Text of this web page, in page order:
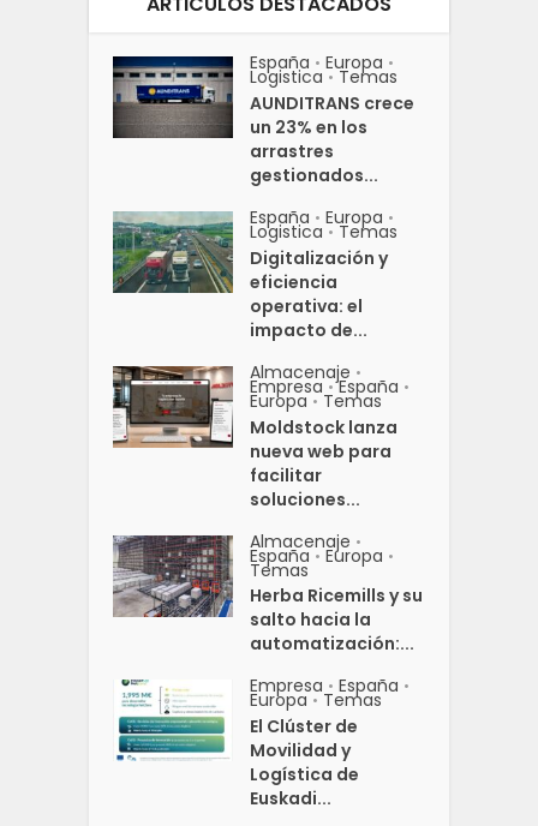
España • Europa •
Logistica • Temas
AUNDITRANS crece
un 23% en los
arrastres
gestionados...
España • Europa •
Logistica • Temas
Digitalización y
eficiencia
operativa: el
impacto de...
Almacenaje •
Empresa • España •
Europa • Temas
Moldstock lanza
nueva web para
facilitar
soluciones...
Almacenaje •
España • Europa •
Temas
Herba Ricemills y su
salto hacia la
automatización:...
Empresa • España •
Europa • Temas
El Clúster de
Movilidad y
Logística de
Euskadi...